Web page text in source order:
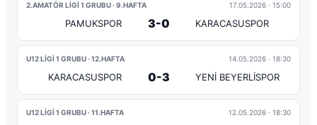
2.AMATÖR LİGİ 1 GRUBU · 9.HAFTA 17.05.2026 · 15:00
PAMUKSPOR 3-0 KARACASUSPOR
U12 LİGİ 1 GRUBU · 12.HAFTA 14.05.2026 · 18:30
KARACASUSPOR 0-3 YENİ BEYERLİSPOR
U12 LİGİ 1 GRUBU · 11.HAFTA 12.05.2026 · 18:30